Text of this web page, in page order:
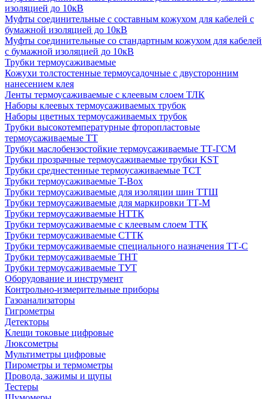
изоляцией до 10кВ
Муфты соединительные с составным кожухом для кабелей с
бумажной изоляцией до 10кВ
Муфты соединительные со стандартным кожухом для кабелей
с бумажной изоляцией до 10кВ
Трубки термоусаживаемые
Кожухи толстостенные термоусадочные с двусторонним
нанесением клея
Ленты термоусаживаемые с клеевым слоем ТЛК
Наборы клеевых термоусаживаемых трубок
Наборы цветных термоусаживаемых трубок
Трубки высокотемпературные фторопластовые
термоусаживаемые ТТ
Трубки маслобензостойкие термоусаживаемые ТТ-ГСМ
Трубки прозрачные термоусаживаемые трубки KST
Трубки среднестенные термоусаживаемые ТСТ
Трубки термоусаживаемые T-Box
Трубки термоусаживаемые для изоляции шин ТТШ
Трубки термоусаживаемые для маркировки ТТ-М
Трубки термоусаживаемые НTТК
Трубки термоусаживаемые с клеевым слоем TТК
Трубки термоусаживаемые СTТК
Трубки термоусаживаемые специального назначения ТТ-С
Трубки термоусаживаемые ТНТ
Трубки термоусаживаемые ТУТ
Оборудование и инструмент
Контрольно-измерительные приборы
Газоанализаторы
Гигрометры
Детекторы
Клещи токовые цифровые
Люксометры
Мультиметры цифровые
Пирометры и термометры
Провода, зажимы и щупы
Тестеры